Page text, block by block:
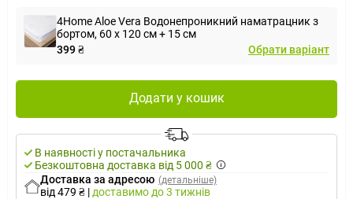
4Home Aloe Vera Водонепроникний наматрацник з
бортом, 60 x 120 см + 15 см
399 ₴
Обрати варіант
Додати у кошик
В наявності у постачальника
Безкоштовна доставка від 5 000 ₴
Доставка за адресою (детальніше)
від 479 ₴ | доставимо до 3 тижнів